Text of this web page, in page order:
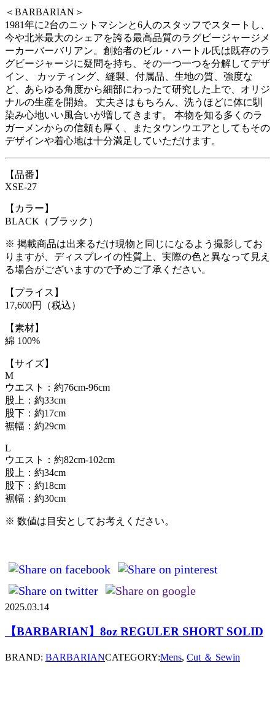
＜BARBARIAN＞
1981年に2台のニットマシンと6人のスタッフでスタートし、
今や北米最大のシェアを誇る最高品質のラグビージャージメ
ーカーバーバリアン。創始者のビル・ハートル氏は既存のラ
グビージャージに疑問を持ち、その一つ一つを分解してデザ
イン、 カッティング、縫製、付属品、生地の質、強度な
ど、あらゆる角度から細部にわったて研究した上で、オリジ
ナルの生産を開始。 丈夫さはもちろん、洗うほどに体に馴
染み心地いい風合いが増してきます。 本物を知る多くのラ
ガーメンからの信頼も厚く、またタウンウエアとしてもその
デザインや着心地は十分満足していただけます。
【品番】
XSE-27
【カラー】
BLACK（ブラック）
※ 掲載商品は出来るだけ現物と同じになるよう撮影してお
りますが、ディスプレイの性質上、実際の色と異なって見え
る場合がございますので予めご了承ください。
【プライス】
17,600円（税込）
【素材】
綿 100%
【サイズ】
M
ウエスト：約76cm-96cm
股上：約33cm
股下：約17cm
裾幅：約29cm
L
ウエスト：約82cm-102cm
股上：約34cm
股下：約18cm
裾幅：約30cm
※ 数値は目安としてお考えください。
2025.03.14
【BARBARIAN】8oz REGULER SHORT SOLID
BRAND: BARBARIANCATEGORY:Mens, Cut ＆ Sewin